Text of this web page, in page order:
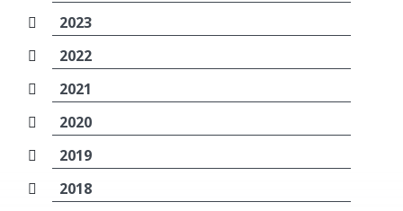
2023
2022
2021
2020
2019
2018